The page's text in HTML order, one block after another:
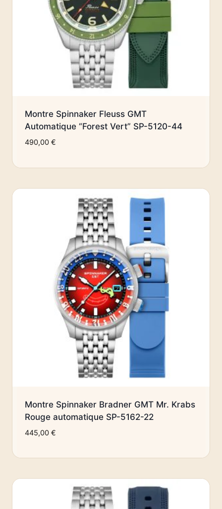
Montre Spinnaker Fleuss GMT
Automatique “Forest Vert” SP-5120-44
490,00 €
Montre Spinnaker Bradner GMT Mr. Krabs
Rouge automatique SP-5162-22
445,00 €